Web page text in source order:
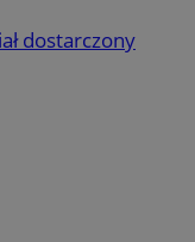
dostarczony